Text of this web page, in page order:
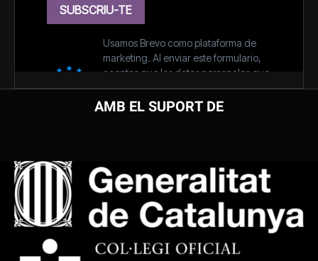
AMB EL SUPORT DE